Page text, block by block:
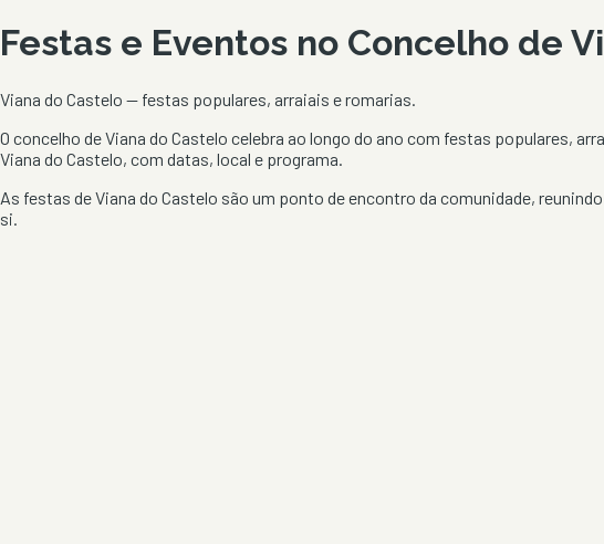
Festas e Eventos no Concelho de
Viana do Castelo — festas populares, arraiais e romarias.
O concelho deViana do Castelo celebra ao longo do ano com festas populares,
Viana do Castelo, com datas, local e programa.
As festas deViana do Castelo são um ponto de encontro da comunidade,
si.